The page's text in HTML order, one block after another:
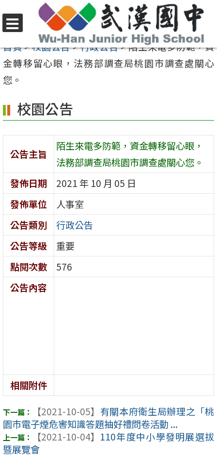
至
要
內
區
選
單
首頁>校園公告>行政公告>陌生來電多防範，資
金轉移留心眼，法務部調查局桃園市調查處關心
您。
校園公告
公告主旨
陌生來電多防範，資金轉移留心眼，
法務部調查局桃園市調查處關心您。
發佈日期
2021 年 10 月 05 日
發佈單位
人事室
公告類別
行政公告
公告等級
重要
點閱次數
576
公告內容
相關附件
【2021-10-05】 有關本府衛生局辦理之「桃
園市電子煙危害知識答題抽好禮問卷活動 ...
【2021-10-04】 110年度中小學發明展選拔
暨展覽會